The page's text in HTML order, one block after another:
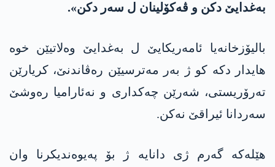
به‌غدایێ دکن و ڤەکۆلینان ل سەر دکن».
بالیۆزخانەیا ئامەریکایێ ل به‌غدایێ وەلاتیێن خوە
هایدار دکە کو ژ بەر مەترسیێن رەڤاندنێ، کریارێن
تەرۆریستی، شەرێن چەکداری و نەئارامیا رەوشێ
سەردانا ئیراقێ نەکن.
هێلەکە گەرم ژی دانایە ژ بۆ پەیوەندیکرنا وان